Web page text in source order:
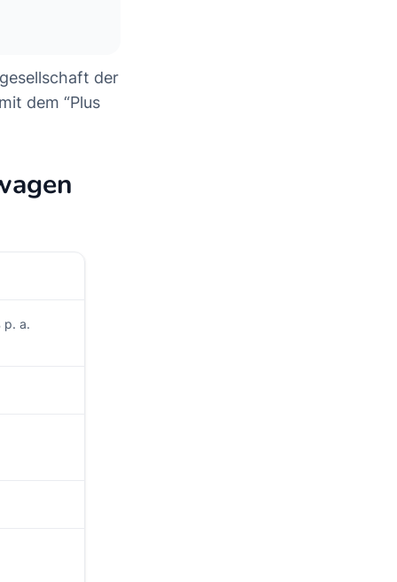
der
dem “Plus
p. a.